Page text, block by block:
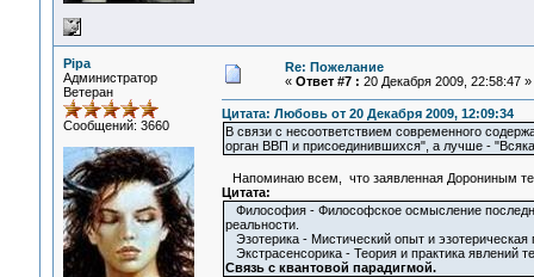
Pipa
Администратор
Ветеран
Сообщений: 3660
Re: Пожелание
« Ответ #7 : 20 Декабря 2009, 22:58:47 »
Цитата: Любовь от 20 Декабря 2009, 12:09:34
В связи с несоответствием современного
орган ВВП и присоединившихся", а лучше -
Напоминаю всем, что заявленная Дорониным
Цитата:
Философия - Философское осмысление
реальности.
Эзотерика - Мистический опыт и эзотерическая
Экстрасенсорика - Теория и практика явлений
Связь с квантовой парадигмой.